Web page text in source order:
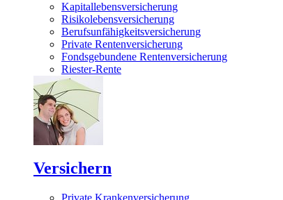
Kapitallebensversicherung
Risikolebensversicherung
Berufsunfähigkeitsversicherung
Private Rentenversicherung
Fondsgebundene Rentenversicherung
Riester-Rente
Versichern
Private Krankenversicherung